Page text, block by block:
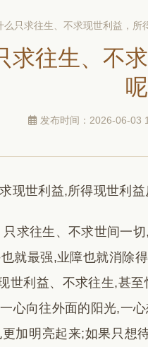
么只求往生、不求现世利益，所
求往生、不
发布时间：2026-06-03
现世利益,所得现世利
求往生、不求世间一
就最强,业障也就消除
世利益、不求往生,甚
心向往外面的阳光,一
加明亮起来;如果只想